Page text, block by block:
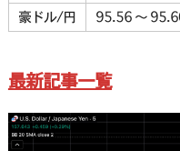
豪ドル/円 95.56 〜
最新記事一覧